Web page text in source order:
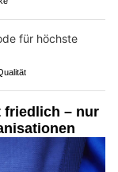
friedlich – nur